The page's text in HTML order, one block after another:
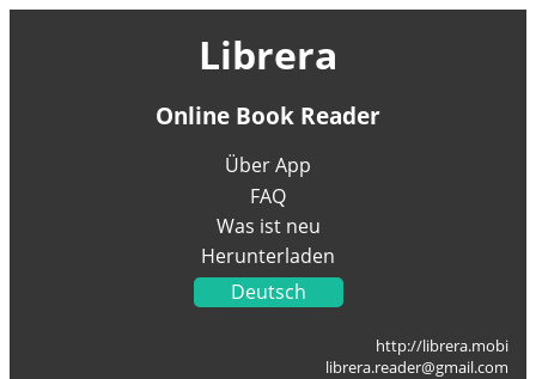
Librera
Online Book Reader
Über App
FAQ
Was ist neu
Herunterladen
Deutsch
http://librera.mobi
librera.reader@gmail.com